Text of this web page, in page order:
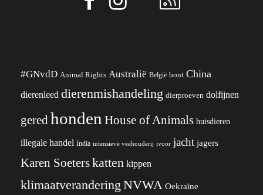
#GNvdD Animal Rights Australië België bont China
dierenleed dierenmishandeling dierproeven dolfijnen
gered honden House of Animals huisdieren
illegale handel India intensieve veehouderij ivoor jacht jagers
Karen Soeterskatten kippen
klimaatverandering NVWA Oekraïne